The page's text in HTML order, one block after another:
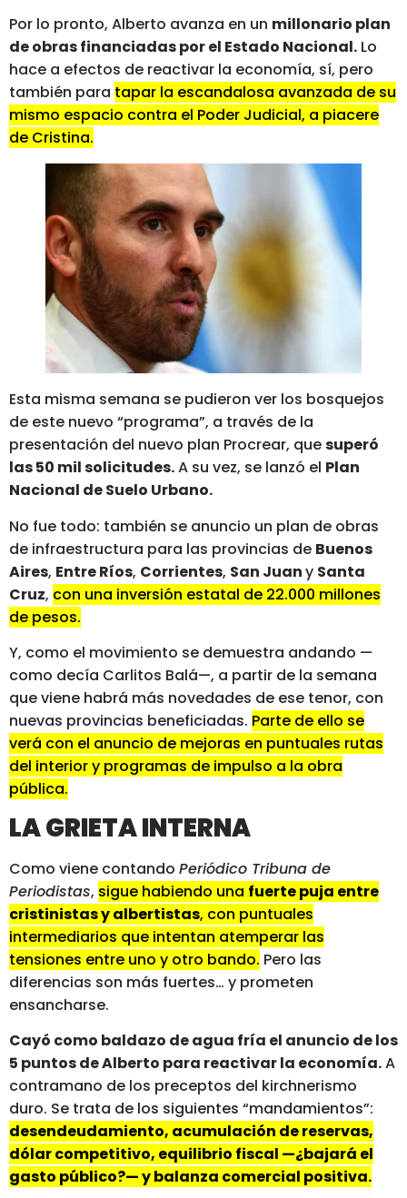
Por lo pronto, Alberto avanza en un millonario plan
de obras financiadas por el Estado Nacional. Lo
hace a efectos de reactivar la economía, sí, pero
también para tapar la escandalosa avanzada de su
mismo espacio contra el Poder Judicial, a piacere
de Cristina.
Esta misma semana se pudieron ver los bosquejos
de este nuevo “programa”, a través de la
presentación del nuevo plan Procrear, quesuperó
las 50 mil solicitudes.A su vez, se lanzó el Plan
Nacional de Suelo Urbano.
No fue todo: también se anuncio un plan de obras
de infraestructura para las provincias de Buenos
Aires, Entre Ríos, Corrientes, San Juany Santa
Cruz, con una inversión estatal de 22.000 millones
de pesos.
Y, como el movimiento se demuestra andando —
como decía Carlitos Balá—, a partir de la semana
que viene habrá más novedades de ese tenor, con
nuevas provincias beneficiadas. Parte de ello se
verá con el anuncio de mejoras en puntuales rutas
del interior y programas de impulso a la obra
pública.
LA GRIETA INTERNA
Como viene contando Periódico Tribuna de
Periodistas, sigue habiendo una fuerte puja entre
cristinistas y albertistas, con puntuales
intermediarios que intentan atemperar las
tensiones entre uno y otro bando. Pero las
diferencias son más fuertes… y prometen
ensancharse.
Cayó como baldazo de agua fría el anuncio de los
5 puntos de Alberto para reactivar la economía.A
contramano de los preceptos del kirchnerismo
duro. Se trata de los siguientes “mandamientos”:
desendeudamiento, acumulación de reservas,
dólar competitivo, equilibrio fiscal —¿bajará el
gasto público?— y balanza comercial positiva.